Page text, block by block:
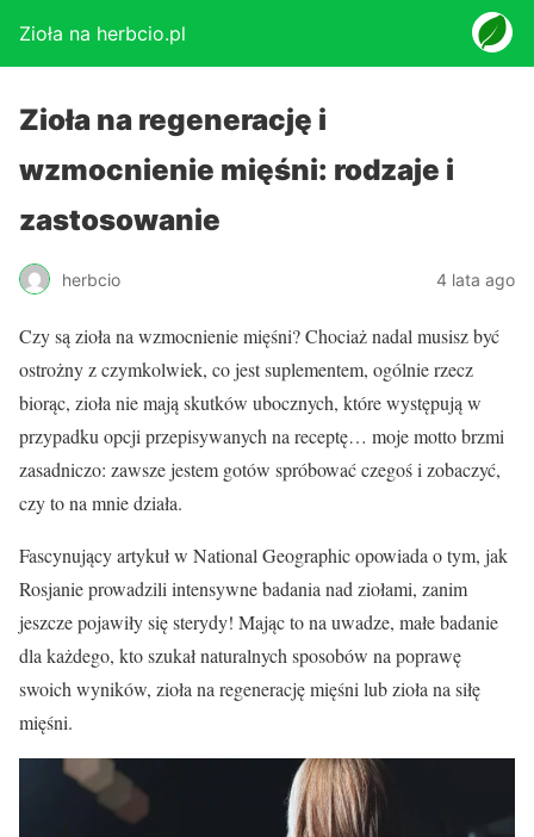
Zioła na herbcio.pl
Zioła na regenerację i
wzmocnienie mięśni: rodzaje i
zastosowanie
herbcio 4 lata ago
Czy są zioła na wzmocnienie mięśni? Chociaż nadal musisz być
ostrożny z czymkolwiek, co jest suplementem, ogólnie rzecz
biorąc, zioła nie mają skutków ubocznych, które występują w
przypadku opcji przepisywanych na receptę… moje motto brzmi
zasadniczo: zawsze jestem gotów spróbować czegoś i zobaczyć,
czy to na mnie działa.
Fascynujący artykuł w National Geographic opowiada o tym, jak
Rosjanie prowadzili intensywne badania nad ziołami, zanim
jeszcze pojawiły się sterydy! Mając to na uwadze, małe badanie
dla każdego, kto szukał naturalnych sposobów na poprawę
swoich wyników, zioła na regenerację mięśni lub zioła na siłę
mięśni.